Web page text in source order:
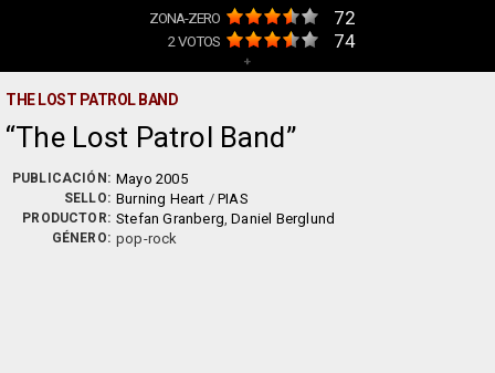
ZONA-ZERO 72
2VOTOS 74
+
THE LOST PATROL BAND
The Lost Patrol Band
PUBLICACIÓN: Mayo 2005
SELLO: Burning Heart /PIAS
PRODUCTOR: Stefan Granberg,Daniel Berglund
GÉNERO: pop-rock